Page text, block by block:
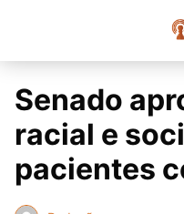
Senado
racial e
pacientes